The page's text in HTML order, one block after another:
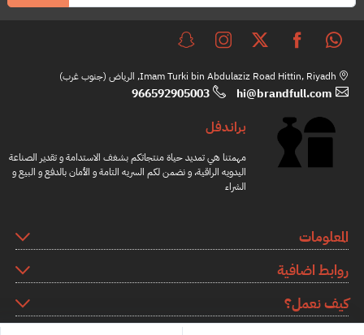
Imam Turki bin Abdulaziz Road Hittin, Riyadh, الرياض (جنوب غرب)
hi@brandfull.com
966592905003
براندفل
مهمتنا هي تمديد حياة منتجاتكم بشغف الاستدامة و تقدير الصناعة
اليدويه الراقية، و نضمن لكم السريه التامة و الأمان بالدفع و البيع و
الشراء
المعلومات
روابط اضافية
كيف نعمل؟